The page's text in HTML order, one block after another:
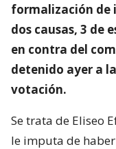
formalización de
dos causas, 3 de
en contra del
detenido ayer a
votación.
Se trata de Eliseo
le imputa de